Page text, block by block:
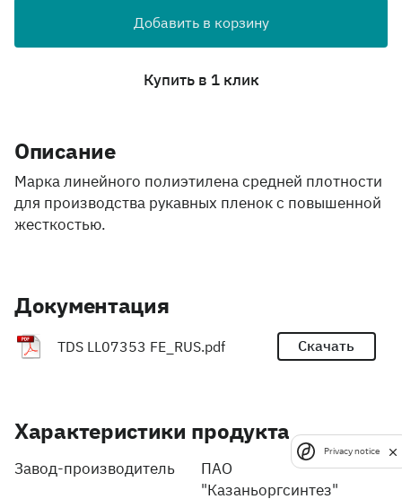
Добавить в корзину
Купить в 1 клик
Описание
Марка линейного полиэтилена средней плотности
для производства рукавных пленок с повышенной
жесткостью.
Документация
TDS LL07353 FE_RUS.pdf Скачать
Характеристики продукта
Завод-производитель
ПАО
"Казаньоргсинтез"
Privacy notice